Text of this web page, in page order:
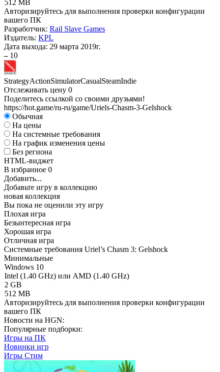
512 MB
Авторизируйтесь для выполнения проверки конфигурации
вашего ПК
Разработчик: Rail Slave Games
Издатель: KPL
Дата выхода: 29 марта 2019г.
– 10
StrategyActionSimulatorCasualSteamIndie
Отслеживать цену 0
Поделитесь ссылкой со своими друзьями!
https://hot.game/ru-ru/game/Uriels-Chasm-3-Gelshock
Обычная
На цены
На системные требования
На график изменения цены
Без региона
HTML-виджет
В избранное 0
Добавить...
Добавьте игру в коллекцию
новая коллекция
Вы пока не оценили эту игру
Плохая игра
Безынтересная игра
Хорошая игра
Отличная игра
Системные требования Uriel’s Chasm 3: Gelshock
Минимальные
Windows 10
Intel (1.40 GHz) или AMD (1.40 GHz)
2 GB
512 MB
Авторизируйтесь для выполнения проверки конфигурации
вашего ПК
Новости на HGN:
Популярные подборки:
Игры на ПК
Новинки игр
Игры Стим